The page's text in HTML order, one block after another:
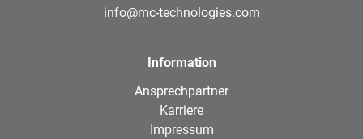
info@mc-technologies.com
Information
Ansprechpartner
Karriere
Impressum